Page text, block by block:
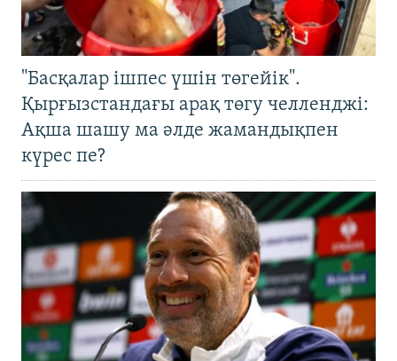
"Басқалар ішпес үшін төгейік".
Қырғызстандағы арақ төгу челленджі:
Ақша шашу ма әлде жамандықпен
күрес пе?